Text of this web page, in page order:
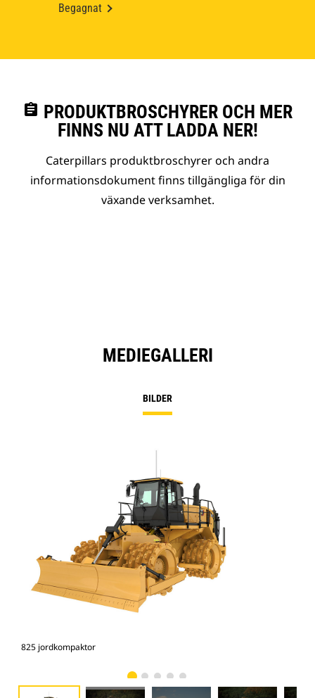
Begagnat
assignment PRODUKTBROSCHYRER OCH MER
FINNS NU ATT LADDA NER!
Caterpillars produktbroschyrer och andra
informationsdokument finns tillgängliga för din
växande verksamhet.
MEDIEGALLERI
BILDER
825 jordkompaktor